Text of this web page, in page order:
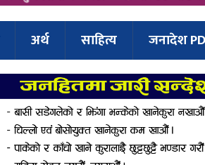
अर्थ साहित्य जनादेश